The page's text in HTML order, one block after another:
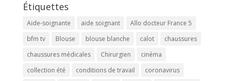
Étiquettes
Aide-soignante aide soignant
Allo docteur France 5
bfm tv
Blouse blouse blanche calot
chaussures
chaussures médicales
Chirurgien
cinéma
collection été
conditions de travail
coronavirus